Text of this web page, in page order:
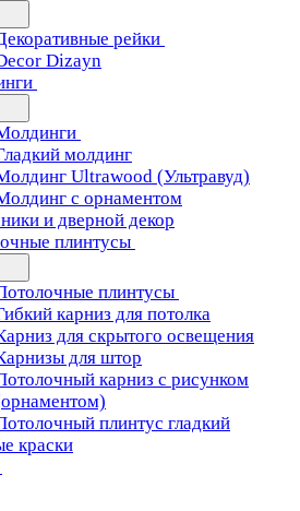
рейки
Dizayn
молдинг
Ultrawood (Ультравуд)
с орнаментом
и дверной декор
плинтусы
плинтусы
карниз для потолка
для скрытого освещения
для штор
карниз с рисунком
плинтус гладкий
краски